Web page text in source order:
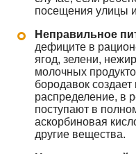
посещения улицы
Неправильное
дефиците в
ягод, зелени,
молочных
бородавок
распределение, в
поступают в
аскорбиновая
другие вещества.